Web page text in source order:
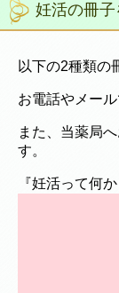
妊活の冊子
以下の2種類の
お電話やメー
また、当薬局
す。
『妊活って何